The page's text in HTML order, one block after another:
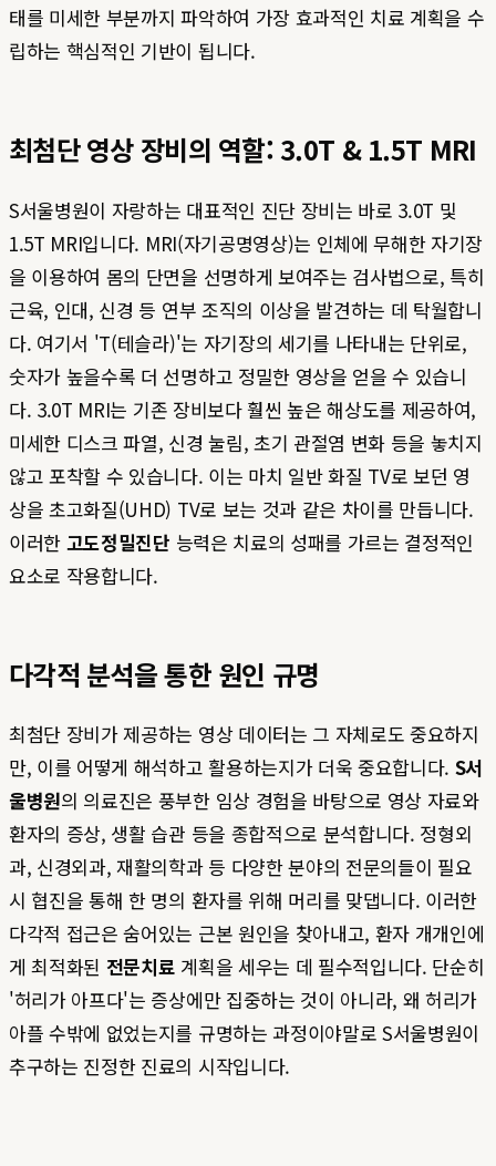
태를 미세한 부분까지 파악하여 가장 효과적인 치료 계획을 수
립하는 핵심적인 기반이 됩니다.
최첨단 영상 장비의 역할: 3.0T & 1.5T MRI
S서울병원이 자랑하는 대표적인 진단 장비는 바로 3.0T 및
1.5T MRI입니다. MRI(자기공명영상)는 인체에 무해한 자기장
을 이용하여 몸의 단면을 선명하게 보여주는 검사법으로, 특히
근육, 인대, 신경 등 연부 조직의 이상을 발견하는 데 탁월합니
다. 여기서 'T(테슬라)'는 자기장의 세기를 나타내는 단위로,
숫자가 높을수록 더 선명하고 정밀한 영상을 얻을 수 있습니
다. 3.0T MRI는 기존 장비보다 훨씬 높은 해상도를 제공하여,
미세한 디스크 파열, 신경 눌림, 초기 관절염 변화 등을 놓치지
않고 포착할 수 있습니다. 이는 마치 일반 화질 TV로 보던 영
상을 초고화질(UHD) TV로 보는 것과 같은 차이를 만듭니다.
이러한 고도정밀진단 능력은 치료의 성패를 가르는 결정적인
요소로 작용합니다.
다각적 분석을 통한 원인 규명
최첨단 장비가 제공하는 영상 데이터는 그 자체로도 중요하지
만, 이를 어떻게 해석하고 활용하는지가 더욱 중요합니다. S서
울병원의 의료진은 풍부한 임상 경험을 바탕으로 영상 자료와
환자의 증상, 생활 습관 등을 종합적으로 분석합니다. 정형외
과, 신경외과, 재활의학과 등 다양한 분야의 전문의들이 필요
시 협진을 통해 한 명의 환자를 위해 머리를 맞댑니다. 이러한
다각적 접근은 숨어있는 근본 원인을 찾아내고, 환자 개개인에
게 최적화된 전문치료 계획을 세우는 데 필수적입니다. 단순히
'허리가 아프다'는 증상에만 집중하는 것이 아니라, 왜 허리가
아플 수밖에 없었는지를 규명하는 과정이야말로 S서울병원이
추구하는 진정한 진료의 시작입니다.